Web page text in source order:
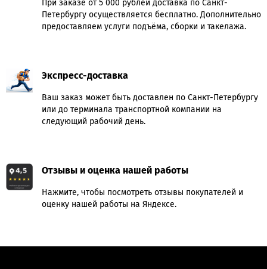
При заказе от 5 000 рублей доставка по Санкт-
Петербургу осуществляется бесплатно. Дополнительно
предоставляем услуги подъёма, сборки и такелажа.
Экспресс-доставка
Ваш заказ может быть доставлен по Санкт-Петербургу
или до терминала транспортной компании на
следующий рабочий день.
Отзывы и оценка нашей работы
Нажмите, чтобы посмотреть отзывы покупателей и
оценку нашей работы на Яндексе.